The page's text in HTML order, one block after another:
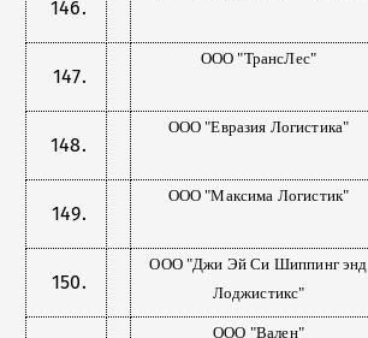
ООО "ТрансЛес"
ООО "Евразия Логистика"
ООО "Максима Логистик"
ООО "Джи Эй Си Шиппинг энд
Лоджистикс"
ООО "Вален"